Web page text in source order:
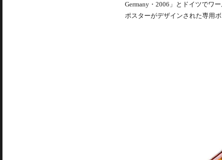
Germany・2006」とドイツでワ
ポスターがデザインされた専用